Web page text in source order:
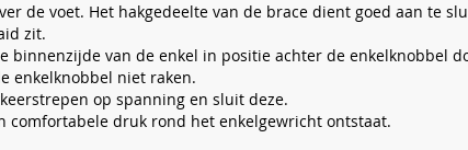
de voet. Het hakgedeelte van de brace dient goed aan te
zit.
binnenzijde van de enkel in positie achter de enkelknobbel
enkelknobbel niet raken.
op spanning en sluit deze.
comfortabele druk rond het enkelgewricht ontstaat.